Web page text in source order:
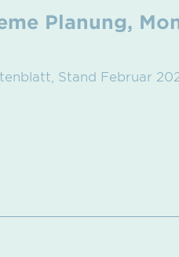
Planung,
Stand Februar